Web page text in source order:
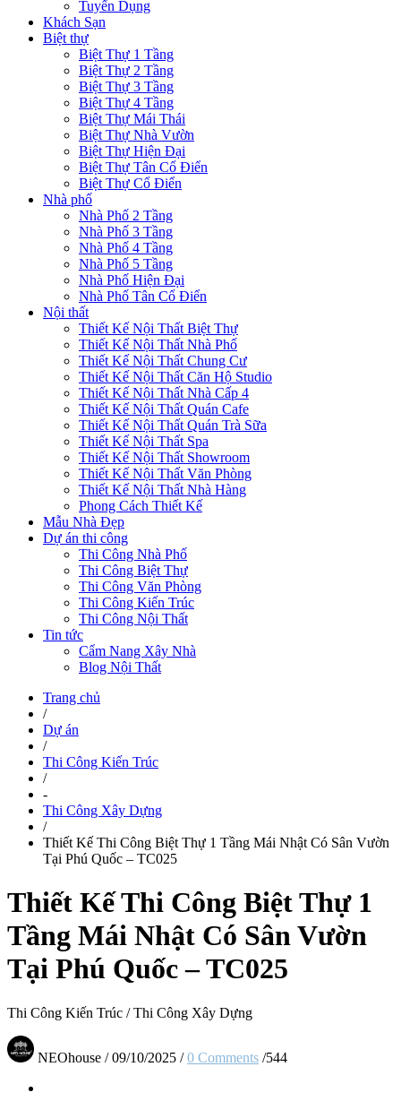
Tuyển Dụng
Khách Sạn
Biệt thự
Biệt Thự 1 Tầng
Biệt Thự 2 Tầng
Biệt Thự 3 Tầng
Biệt Thự 4 Tầng
Biệt Thự Mái Thái
Biệt Thự Nhà Vườn
Biệt Thự Hiện Đại
Biệt Thự Tân Cổ Điển
Biệt Thự Cổ Điển
Nhà phố
Nhà Phố 2 Tầng
Nhà Phố 3 Tầng
Nhà Phố 4 Tầng
Nhà Phố 5 Tầng
Nhà Phố Hiện Đại
Nhà Phố Tân Cổ Điển
Nội thất
Thiết Kế Nội Thất Biệt Thự
Thiết Kế Nội Thất Nhà Phố
Thiết Kế Nội Thất Chung Cư
Thiết Kế Nội Thất Căn Hộ Studio
Thiết Kế Nội Thất Nhà Cấp 4
Thiết Kế Nội Thất Quán Cafe
Thiết Kế Nội Thất Quán Trà Sữa
Thiết Kế Nội Thất Spa
Thiết Kế Nội Thất Showroom
Thiết Kế Nội Thất Văn Phòng
Thiết Kế Nội Thất Nhà Hàng
Phong Cách Thiết Kế
Mẫu Nhà Đẹp
Dự án thi công
Thi Công Nhà Phố
Thi Công Biệt Thự
Thi Công Văn Phòng
Thi Công Kiến Trúc
Thi Công Nội Thất
Tin tức
Cẩm Nang Xây Nhà
Blog Nội Thất
Trang chủ
/
Dự án
/
Thi Công Kiến Trúc
/
-
Thi Công Xây Dựng
/
Thiết Kế Thi Công Biệt Thự 1 Tầng Mái Nhật Có Sân Vườn
Tại Phú Quốc – TC025
Thiết Kế Thi Công Biệt Thự 1
Tầng Mái Nhật Có Sân Vườn
Tại Phú Quốc – TC025
Thi Công Kiến Trúc /Thi Công Xây Dựng
NEOhouse / 09/10/2025 / 0 Comments /544